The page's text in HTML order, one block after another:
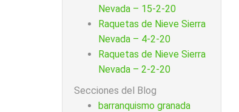
Nevada – 15-2-20
Raquetas de Nieve Sierra
Nevada – 4-2-20
Raquetas de Nieve Sierra
Nevada – 2-2-20
Secciones del Blog
barranquismo granada